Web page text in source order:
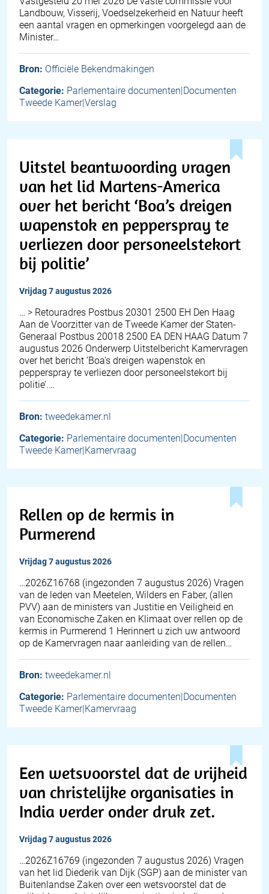
Landbouw, Visserij, Voedselzekerheid en Natuur heeft
een aantal vragen en opmerkingen voorgelegd aan de
Minister…
Bron: Officiële Bekendmakingen
Categorie: Parlementaire documenten|Documenten
Tweede Kamer|Verslag
Uitstel beantwoording vragen
van het lid Martens-America
over het bericht ‘Boa’s dreigen
wapenstok en pepperspray te
verliezen door personeelstekort
bij politie’
vrijdag 7 augustus 2026
… > Retouradres Postbus 20301 2500 EH Den Haag
Aan de Voorzitter van de Tweede Kamer der Staten-
Generaal Postbus 20018 2500 EA DEN HAAG Datum 7
augustus 2026 Onderwerp Uitstelbericht Kamervragen
over het bericht ‘Boa’s dreigen wapenstok en
pepperspray te verliezen door personeelstekort bij
politie’.…
Bron: tweedekamer.nl
Categorie: Parlementaire documenten|Documenten
Tweede Kamer|Kamervraag
Rellen op de kermis in
Purmerend
vrijdag 7 augustus 2026
… 2026Z16768 (ingezonden 7 augustus 2026) Vragen
van de leden van Meetelen, Wilders en Faber, (allen
PVV) aan de ministers van Justitie en Veiligheid en
van Economische Zaken en Klimaat over rellen op de
kermis in Purmerend 1 Herinnert u zich uw antwoord
op de Kamervragen naar aanleiding van de rellen…
Bron: tweedekamer.nl
Categorie: Parlementaire documenten|Documenten
Tweede Kamer|Kamervraag
Een wetsvoorstel dat de vrijheid
van christelijke organisaties in
India verder onder druk zet.
vrijdag 7 augustus 2026
… 2026Z16769 (ingezonden 7 augustus 2026) Vragen
van het lid Diederik van Dijk (SGP) aan de minister van
Buitenlandse Zaken over een wetsvoorstel dat de